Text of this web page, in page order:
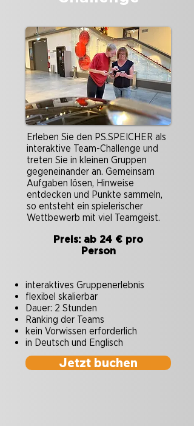
Erleben Sie den PS.SPEICHER als
interaktive Team-Challenge und
treten Sie in kleinen Gruppen
gegeneinander an. Gemeinsam
Aufgaben lösen, Hinweise
entdecken und Punkte sammeln,
so entsteht ein spielerischer
Wettbewerb mit viel Teamgeist.
Preis: ab 24 € pro
Person
interaktives Gruppenerlebnis
flexibel skalierbar
Dauer: 2 Stunden
Ranking der Teams
kein Vorwissen erforderlich
in Deutsch und Englisch
Jetzt buchen